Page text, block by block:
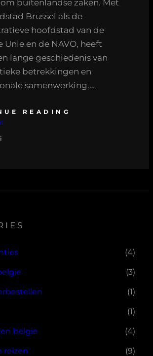
buitenlandse zaken. Met
Brussel als de
hoofdstad van de
Unie en de NAVO, heeft
lange geschiedenis van
betrekkingen en
samenwerking.…
READING
(4)
(3)
(1)
(1)
belgie (4)
reizen (9)